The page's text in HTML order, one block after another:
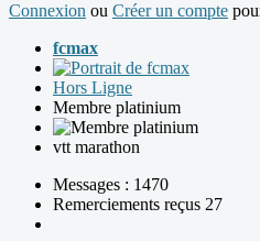
Connexion ou Créer un compte
fcmax
Hors Ligne
Membre platinium
vtt marathon
Messages : 1470
Remerciements reçus 27